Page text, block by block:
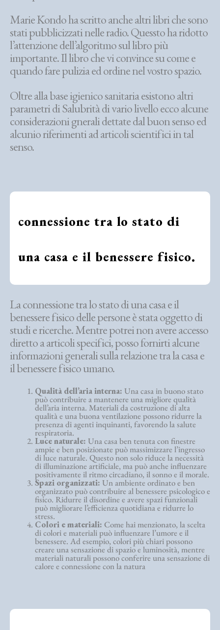
Marie Kondo ha scritto anche altri libri che sono
stati pubblicizzati nelle radio. Quessto ha ridotto
l’attenzione dell’algoritmo sul libro più
importante. Il libro che vi convince su come e
quando fare pulizia ed ordine nel vostro spazio.
Oltre alla base igienico sanitaria esistono altri
parametri di Salubrità di vario livello ecco alcune
considerazioni gnerali dettate dal buon senso ed
alcunio riferimenti ad articoli scientifici in tal
senso.
connessione tra lo stato di
una casa e il benessere fisico.
La connessione tra lo stato di una casa e il
benessere fisico delle persone è stata oggetto di
studi e ricerche. Mentre potrei non avere accesso
diretto a articoli specifici, posso fornirti alcune
informazioni generali sulla relazione tra la casa e
il benessere fisico umano.
Qualità dell’aria interna: Una casa in buono stato
può contribuire a mantenere una migliore qualità
dell’aria interna. Materiali da costruzione di alta
qualità e una buona ventilazione possono ridurre la
presenza di agenti inquinanti, favorendo la salute
respiratoria.
Luce naturale: Una casa ben tenuta con finestre
ampie e ben posizionate può massimizzare l’ingresso
di luce naturale. Questo non solo riduce la necessità
di illuminazione artificiale, ma può anche influenzare
positivamente il ritmo circadiano, il sonno e il morale.
Spazi organizzati: Un ambiente ordinato e ben
organizzato può contribuire al benessere psicologico e
fisico. Ridurre il disordine e avere spazi funzionali
può migliorare l’efficienza quotidiana e ridurre lo
stress.
Colori e materiali: Come hai menzionato, la scelta
di colori e materiali può influenzare l’umore e il
benessere. Ad esempio, colori più chiari possono
creare una sensazione di spazio e luminosità, mentre
materiali naturali possono conferire una sensazione di
calore e connessione con la natura